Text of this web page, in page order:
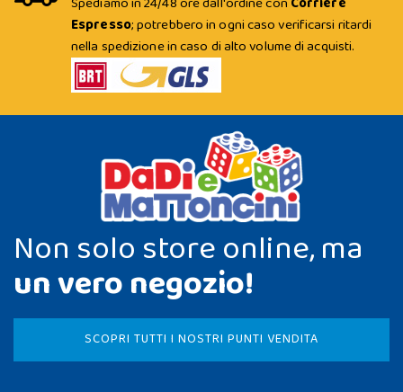
Espresso; potrebbero in ogni caso verificarsi ritardi
nella spedizione in caso di alto volume di acquisti.
Non solo store online, ma
un vero negozio!
SCOPRI TUTTI I NOSTRI PUNTI VENDITA